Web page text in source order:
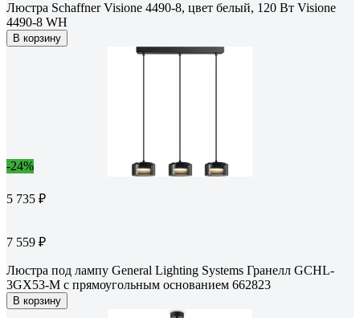
Люстра Schaffner Visione 4490-8, цвет белый, 120 Вт Visione
4490-8 WH
В корзину
-24%
5 735 ₽
7 559 ₽
Люстра под лампу General Lighting Systems Гранелл GCHL-
3GX53-M с прямоугольным основанием 662823
В корзину